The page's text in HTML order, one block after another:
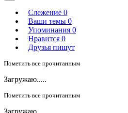
Слежение 0
Ваши темы 0
Упоминания 0
Нравится 0
Друзья пишут
Пометить все прочитанным
Загружаю.....
Пометить все прочитанным